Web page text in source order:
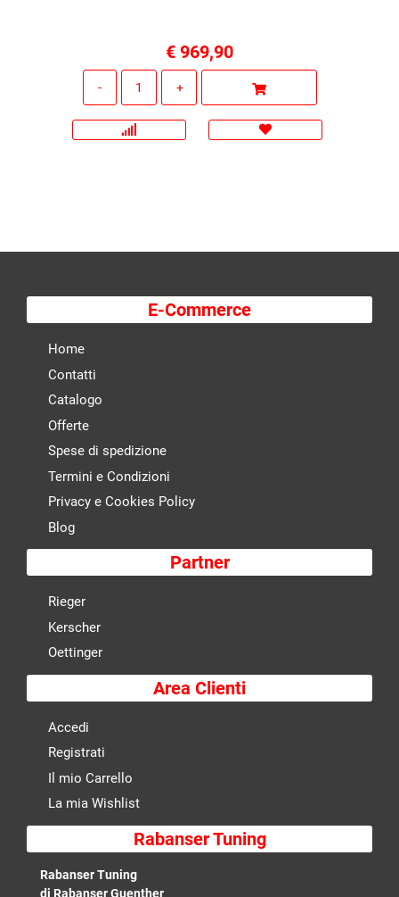
€ 969,90
E-Commerce
Home
Contatti
Catalogo
Offerte
Spese di spedizione
Termini e Condizioni
Privacy e Cookies Policy
Blog
Partner
Rieger
Kerscher
Oettinger
Area Clienti
Accedi
Registrati
Il mio Carrello
La mia Wishlist
Rabanser Tuning
Rabanser Tuning
di Rabanser Guenther